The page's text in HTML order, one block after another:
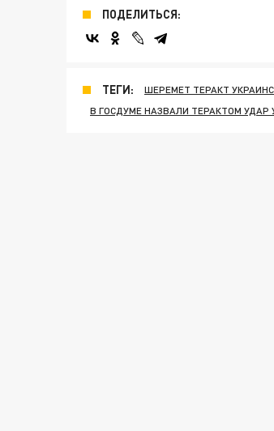
ПОДЕЛИТЬСЯ:
ТЕГИ:
ШЕРЕМЕТ ТЕРАКТ
В ГОСДУМЕ НАЗВАЛИ ТЕРАКТОМ